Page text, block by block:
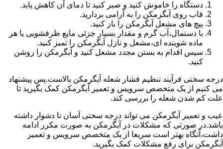
دستگاه را خاموش کنید و صبر کنید تا دمای آن کاهش یابد.
قاب روی آبگرمکن را به آرامی بردارید.
پیچ های مشعل آبگرمکن را باز کنید.
با دستمال،آب گرم و مقدار بسیار جزئی مایع ظرفشویی یا هر
ماده شوینده ای،مشعل و نازل آبگرمکن را تمیز کنید.
سپس اقدام به بستن مجدد مشعل کنید و آبگرمکن را روشن
کنید.
درجه سختی فرآیند تنظیم فشار شعله آبگرمکن بالاست.پس پیشنهاد
می کنیم از یک متخصص سرویس و تعمیر آبگرمکن کمک بگیرید تا
علت کم شدن شعله را بررسی کند.
عیب و تعمیر آبگرمکن می تواند درجه سختی آسان تا دشوار داشته
باشد.در صورتی که مشکلات در آبگرمکن به صورت مکرر ادامه
داشت،آنگاه بهتر است سریعا از یک متخصص سرویس و تعمیر
آبگرمکن برای رفع مشکلات کمک بگیرید.